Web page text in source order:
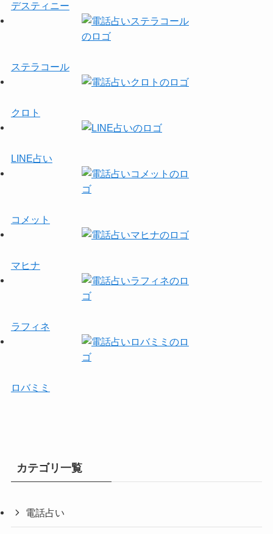
デスティニー
ステラコール
クロト
LINE占い
コメット
マヒナ
ラフィネ
ロバミミ
カテゴリ一覧
電話占い